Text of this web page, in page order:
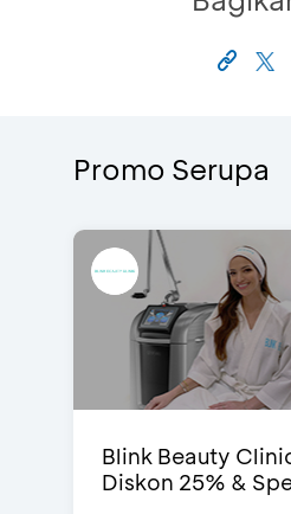
Promo Serupa
Blink Beauty
Diskon 25% &